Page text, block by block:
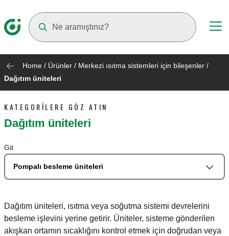
Home / Ürünler / Merkezi ısıtma sistemleri için bileşenler /
Dağıtım üniteleri
KATEGORILERE GÖZ ATIN
Dağıtım üniteleri
Git
Pompalı besleme üniteleri
Dağıtım üniteleri, ısıtma veya soğutma sistemi devrelerini
besleme işlevini yerine getirir. Üniteler, sisteme gönderilen
akışkan ortamın sıcaklığını kontrol etmek için doğrudan veya